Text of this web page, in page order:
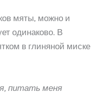
мяты, можно и
одинаково. В
в глиняной миске
питать меня